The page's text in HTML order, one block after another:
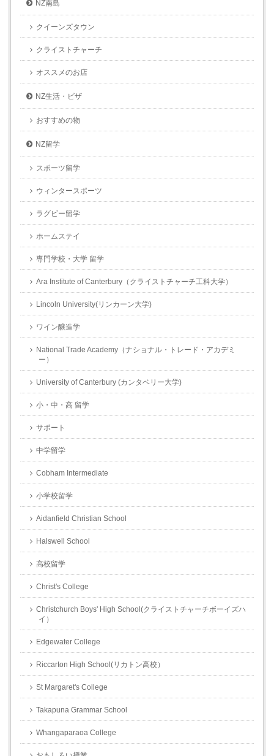
NZ南島
クイーンズタウン
クライストチャーチ
オススメのお店
NZ生活・ビザ
おすすめの物
NZ留学
スポーツ留学
ウィンタースポーツ
ラグビー留学
ホームステイ
専門学校・大学 留学
Ara Institute of Canterbury（クライストチャーチ工科大学）
Lincoln University(リンカーン大学)
ワイン醸造学
National Trade Academy（ナショナル・トレード・アカデミ
ー）
University of Canterbury (カンタベリー大学)
小・中・高 留学
サポート
中学留学
Cobham Intermediate
小学校留学
Aidanfield Christian School
Halswell School
高校留学
Christ's College
Christchurch Boys' High School(クライストチャーチボーイズハ
イ）
Edgewater College
Riccarton High School(リカトン高校）
St Margaret's College
Takapuna Grammar School
Whangaparaoa College